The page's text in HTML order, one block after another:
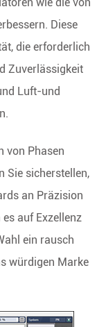
Diese
die erforderlich
Zuverlässigkeit
Luft-und
von Phasen
Sie sicherstellen,
an Präzision
auf Exzellenz
ein rausch
würdigen Marke